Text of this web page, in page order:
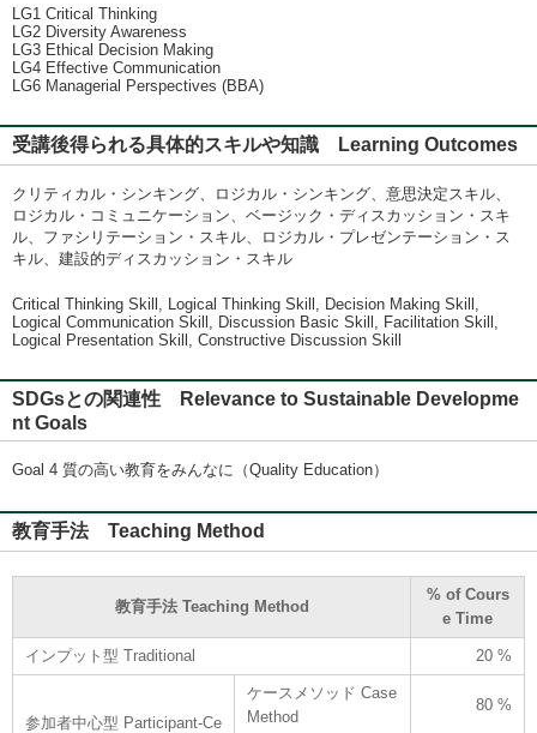
LG1 Critical Thinking
LG2 Diversity Awareness
LG3 Ethical Decision Making
LG4 Effective Communication
LG6 Managerial Perspectives (BBA)
受講後得られる具体的スキルや知識 Learning Outcomes
クリティカル・シンキング、ロジカル・シンキング、意思決定スキル、
ロジカル・コミュニケーション、ベージック・ディスカッション・スキ
ル、ファシリテーション・スキル、ロジカル・プレゼンテーション・ス
キル、建設的ディスカッション・スキル
Critical Thinking Skill, Logical Thinking Skill, Decision Making Skill,
Logical Communication Skill, Discussion Basic Skill, Facilitation Skill,
Logical Presentation Skill, Constructive Discussion Skill
SDGsとの関連性 Relevance to Sustainable Developme
nt Goals
Goal 4 質の高い教育をみんなに（Quality Education）
教育手法 Teaching Method
教育手法 Teaching Method
% of Cours
e Time
インプット型 Traditional 20 %
参加者中心型 Participant-Ce
ケースメソッド Case
Method
80 %